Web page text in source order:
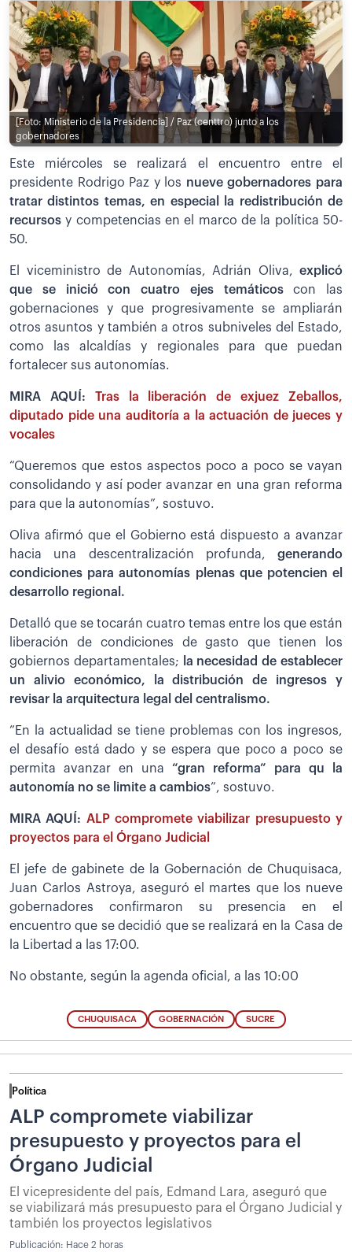
[Foto: Ministerio de la Presidencia] / Paz (centtro) junto a los
gobernadores
Este miércoles se realizará el encuentro entre el
presidente Rodrigo Paz y los nueve gobernadores para
tratar distintos temas, en especial la redistribución de
recursos y competencias en el marco de la política 50-
50.
El viceministro de Autonomías, Adrián Oliva, explicó
que se inició con cuatro ejes temáticoscon las
gobernaciones y que progresivamente se ampliarán
otros asuntos y también a otros subniveles del Estado,
como las alcaldías y regionales para que puedan
fortalecer sus autonomías.
MIRA AQUÍ: Tras la liberación de exjuez Zeballos,
diputado pide una auditoría a la actuación de jueces y
vocales
“Queremos que estos aspectos poco a poco se vayan
consolidando y así poder avanzar en una gran reforma
para que la autonomías”, sostuvo.
Oliva afirmó que el Gobierno está dispuesto a avanzar
hacia una descentralización profunda, generando
condiciones para autonomías plenas que potencien el
desarrollo regional.
Detalló que se tocarán cuatro temas entre los que están
liberación de condiciones de gasto que tienen los
gobiernos departamentales;
la necesidad de establecer
un alivio económico, la distribución de ingresos y
revisar la arquitectura legal del centralismo.
”En la actualidad se tiene problemas con los ingresos,
el desafío está dado y se espera que poco a poco se
permita avanzar en una “gran reforma” para qu la
autonomía no se limite a cambios”, sostuvo.
MIRA AQUÍ: ALP compromete viabilizar presupuesto y
proyectos para el Órgano Judicial
El jefe de gabinete de la Gobernación de Chuquisaca,
Juan Carlos Astroya, aseguró el martes que los nueve
gobernadores confirmaron su presencia en el
encuentro que se decidió que se realizará en la Casa de
la Libertad a las 17:00.
No obstante, según la agenda oficial, a las 10:00
CHUQUISACA GOBERNACIÓN SUCRE
Política
ALP compromete viabilizar
presupuesto y proyectos para el
Órgano Judicial
El vicepresidente del país, Edmand Lara, aseguró que
se viabilizará más presupuesto para el Órgano Judicial y
también los proyectos legislativos
Publicación: Hace 2 horas